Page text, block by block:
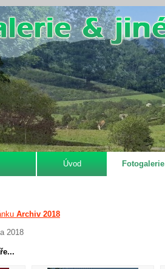
Úvod Fotogalerie
Archiv 2018
2018